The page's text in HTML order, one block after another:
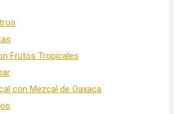
Frutos Tropicales
con Mezcal de Oaxaca